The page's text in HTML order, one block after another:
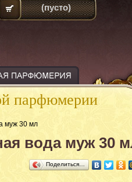
парфюмерии
муж 30 мл
вода муж 30
Поделиться…
(пусто)